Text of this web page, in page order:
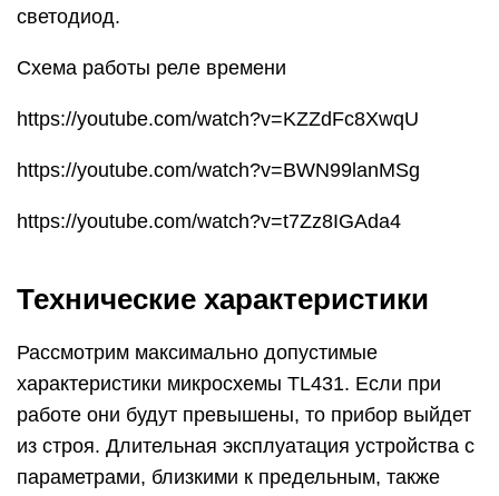
светодиод.
Схема работы реле времени
https://youtube.com/watch?v=KZZdFc8XwqU
https://youtube.com/watch?v=BWN99lanMSg
https://youtube.com/watch?v=t7Zz8IGAda4
Технические характеристики
Рассмотрим максимально допустимые
характеристики микросхемы TL431. Если при
работе они будут превышены, то прибор выйдет
из строя. Длительная эксплуатация устройства с
параметрами, близкими к предельным, также